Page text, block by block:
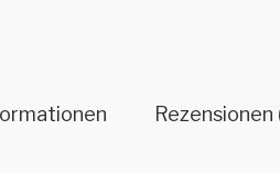
Rezensionen